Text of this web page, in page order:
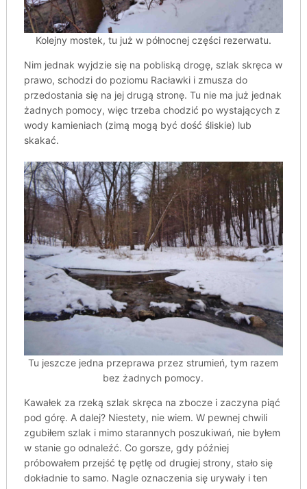
Kolejny mostek, tu już w północnej części rezerwatu.
Nim jednak wyjdzie się na pobliską drogę, szlak skręca w
prawo, schodzi do poziomu Racławki i zmusza do
przedostania się na jej drugą stronę. Tu nie ma już jednak
żadnych pomocy, więc trzeba chodzić po wystających z
wody kamieniach (zimą mogą być dość śliskie) lub
skakać.
Tu jeszcze jedna przeprawa przez strumień, tym razem
bez żadnych pomocy.
Kawałek za rzeką szlak skręca na zbocze i zaczyna piąć
pod górę. A dalej? Niestety, nie wiem. W pewnej chwili
zgubiłem szlak i mimo starannych poszukiwań, nie byłem
w stanie go odnaleźć. Co gorsze, gdy później
próbowałem przejść tę pętlę od drugiej strony, stało się
dokładnie to samo. Nagle oznaczenia się urywały i ten